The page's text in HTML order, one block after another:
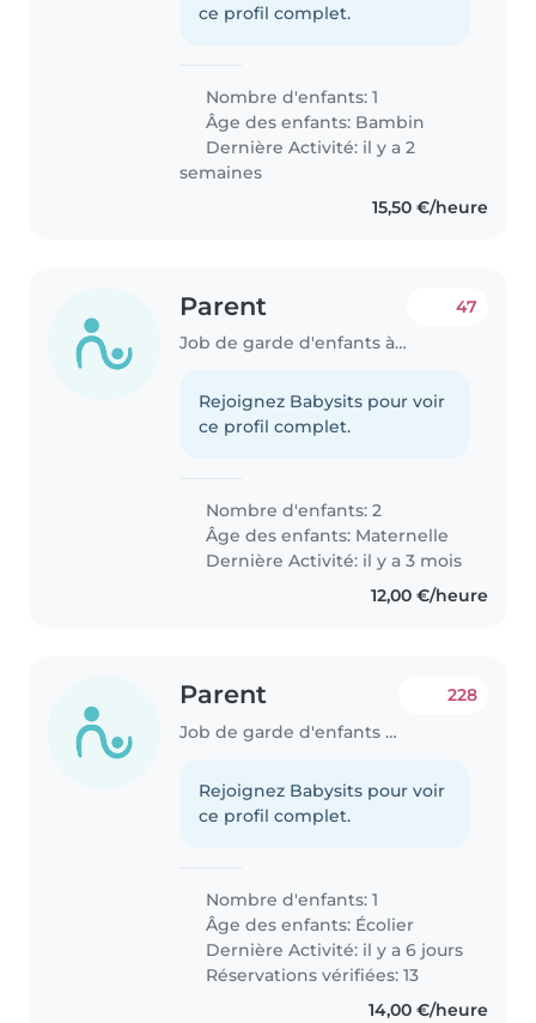
ce profil complet.
Nombre d'enfants: 1
Âge des enfants: Bambin
Dernière Activité: il y a 2
semaines
15,50 €/heure
Parent
Job de garde d'enfants à Pétange
47
Rejoignez Babysits pour voir
ce profil complet.
Nombre d'enfants: 2
Âge des enfants: Maternelle
Dernière Activité: il y a 3 mois
12,00 €/heure
Parent
Job de garde d'enfants à Pétange
228
Rejoignez Babysits pour voir
ce profil complet.
Nombre d'enfants: 1
Âge des enfants: Écolier
Dernière Activité: il y a 6 jours
Réservations vérifiées: 13
14,00 €/heure